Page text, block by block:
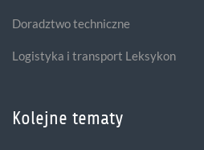
Doradztwo techniczne
Logistyka i transport Leksykon
Kolejne tematy